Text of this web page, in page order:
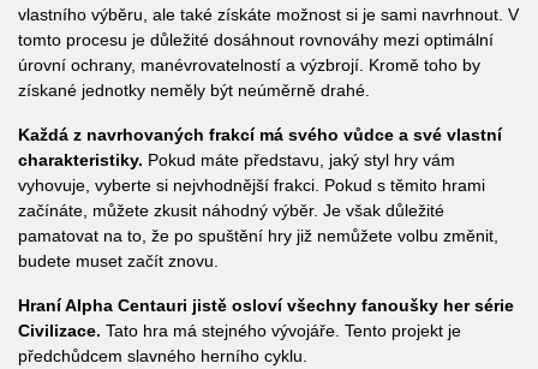
vlastního výběru, ale také získáte možnost si je sami navrhnout. V
tomto procesu je důležité dosáhnout rovnováhy mezi optimální
úrovní ochrany, manévrovatelností a výzbrojí. Kromě toho by
získané jednotky neměly být neúměrně drahé.
Každá z navrhovaných frakcí má svého vůdce a své vlastní
charakteristiky. Pokud máte představu, jaký styl hry vám
vyhovuje, vyberte si nejvhodnější frakci. Pokud s těmito hrami
začínáte, můžete zkusit náhodný výběr. Je však důležité
pamatovat na to, že po spuštění hry již nemůžete volbu změnit,
budete muset začít znovu.
Hraní Alpha Centauri jistě osloví všechny fanoušky her série
Civilizace. Tato hra má stejného vývojáře. Tento projekt je
předchůdcem slavného herního cyklu.